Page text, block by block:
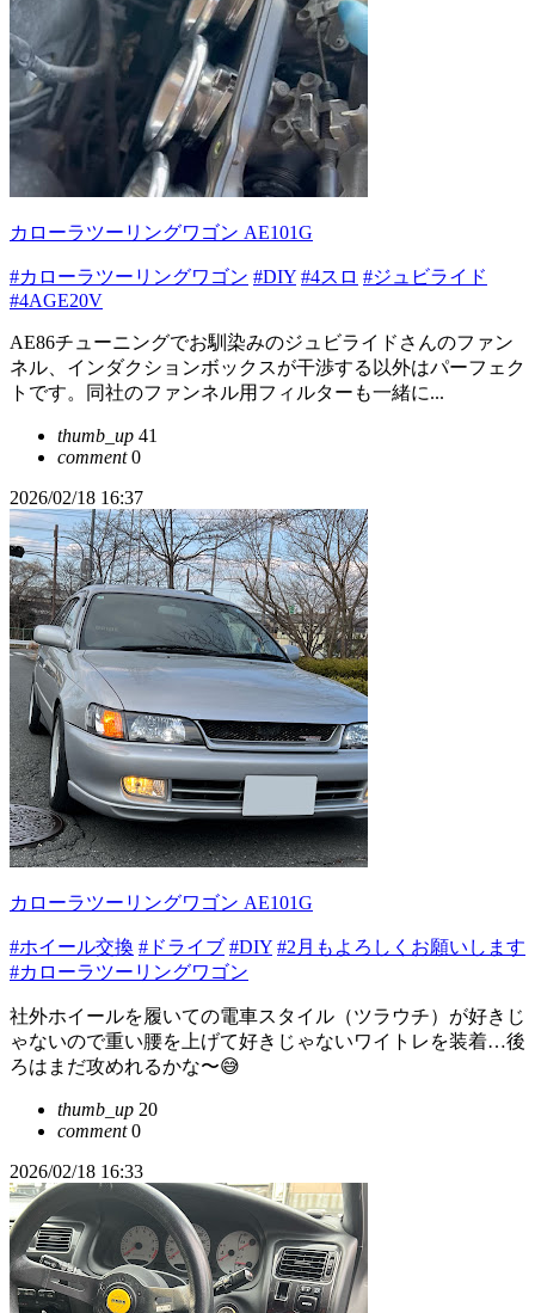
カローラツーリングワゴン AE101G
#カローラツーリングワゴン #DIY #4スロ #ジュビライド
#4AGE20V
AE86チューニングでお馴染みのジュビライドさんのファン
ネル、インダクションボックスが干渉する以外はパーフェク
トです。同社のファンネル用フィルターも一緒に...
thumb_up 41
comment0
2026/02/18 16:37
カローラツーリングワゴン AE101G
#ホイール交換 #ドライブ #DIY #2月もよろしくお願いします
#カローラツーリングワゴン
社外ホイールを履いての電車スタイル（ツラウチ）が好きじ
ゃないので重い腰を上げて好きじゃないワイトレを装着…後
ろはまだ攻めれるかな〜😅
thumb_up 20
comment0
2026/02/18 16:33